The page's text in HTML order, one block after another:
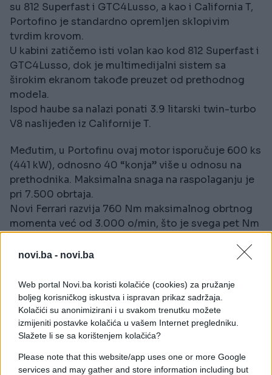
novi.ba - novi.ba
Web portal Novi.ba koristi kolačiće (cookies) za pružanje
boljeg korisničkog iskustva i ispravan prikaz sadržaja.
Kolačići su anonimizirani i u svakom trenutku možete
izmijeniti postavke kolačića u vašem Internet pregledniku.
Slažete li se sa korištenjem kolačića?
Please note that this website/app uses one or more Google
services and may gather and store information including but
su 812 Superfast i GTC4Lusso, a kao i California T,
Portofino je standardno opremljen sklopivim
tvrdim krovom.
U kabini zatičemo isti volan kao kod 812 Superfast i
GTC4Lusso, dok je multimedijalni sistem sa
širokim ekranom takođe preuzet od prethodnog
modela.
Ispod haube sa nalazi ponati 3.9 litarski twin-turbo
V8 naslijeđen iz Californije T.
Međutim, u Portofinu ovaj motor isporučuje 600 ks
(441 kW), odnosno 40 “konja” više u odnosu na
prethodnika. Maksimalna snaga na raspolaganju je
pri 7.500 obrtaja.
Novi Ferrari razvija 760 Nm maksimalnog obrtnog
momenta već od 3.000 o/min, što je svega pet Nm
3,5 sekundi, prije nego što dostigne maksimalnih
320 kilometara na sat.
Prvo pojavljivanje Ferrarija Portofino pred publikom
zakazano je za septembar i auto-salon u Frankfurtu,